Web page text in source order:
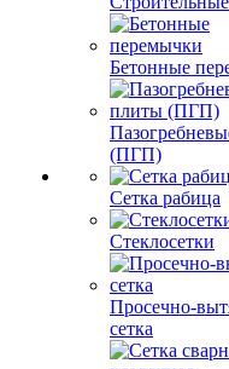
Бетонные
(ПГП)
Сетка рабица
Стеклосетки
Просечно-
сетка